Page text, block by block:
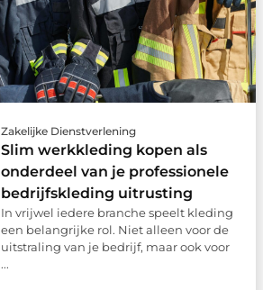
Zakelijke Dienstverlening
Slim werkkleding kopen als
onderdeel van je professionele
bedrijfskleding uitrusting
In vrijwel iedere branche speelt kleding
een belangrijke rol. Niet alleen voor de
uitstraling van je bedrijf, maar ook voor
...